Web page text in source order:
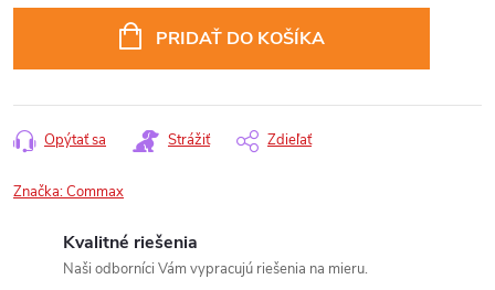
PRIDAŤ DO KOŠÍKA
Opýtať sa Strážiť Zdieľať
Značka:Commax
Kvalitné riešenia
Naši odborníci Vám vypracujú riešenia na mieru.